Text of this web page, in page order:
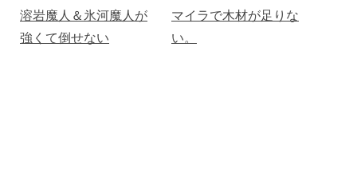
溶岩魔人＆氷河魔人が
強くて倒せない
マイラで木材が足りな
い。